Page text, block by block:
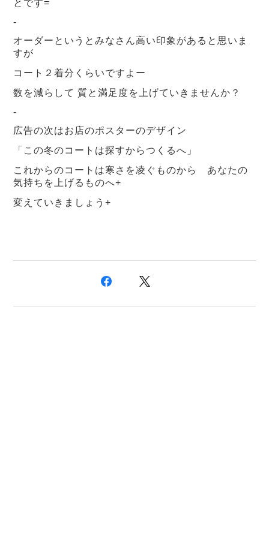
とです=
-
オーダーというとみなさん高い印象があると思いま
すが
コート２着分くらいですよー
数を減らして 質と満足度を上げていきませんか？
-
広告の次はお店のポスターのデザイン
「この冬のコートは探すからつくるへ」
これからのコートは寒さを凌ぐものから あなたの
気持ちを上げるものへ+
変えていきましょう+